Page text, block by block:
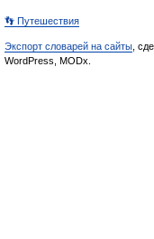
👣 Путешествия
Экспорт словарей на сайты ,
WordPress, MODx.